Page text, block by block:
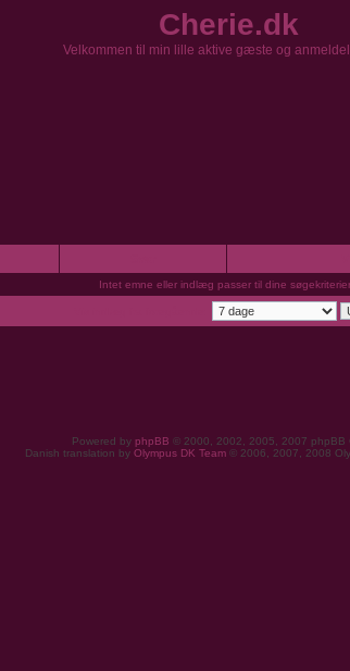
Cherie.dk
Velkommen til min lille aktive gæste og
Intet emne eller indlæg passer til dine søgekriterier.
Powered by phpBB © 2000, 2002, 2005, 2007 phpBB
Danish translation by Olympus DK Team © 2006, 2007, 2008